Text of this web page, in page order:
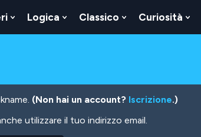
Show
Submenu
Logica
Show
Submenu
Classico
Show
Submenu
Curiosità
(Non hai un account? Iscrizione.)
utilizzare il tuo indirizzo email.